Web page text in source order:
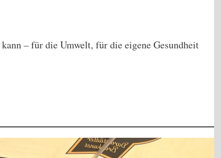
– für die Umwelt, für die eigene Gesundheit